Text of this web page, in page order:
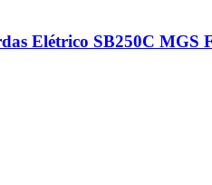
Elétrico SB250C MGS